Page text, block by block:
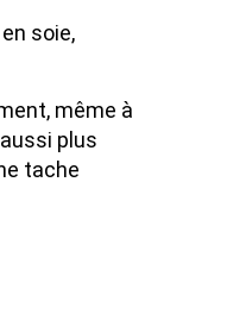
soie,
même à
plus
tache